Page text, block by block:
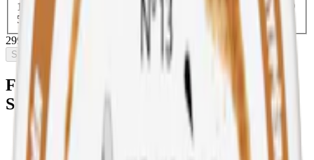
10-pack
299,90 kr 30-pack 29,79 kr
/st
50-pack 1 474,50 kr
/st
299,90 kr
10-pack
Slut i lager
Fakta om Lyft Barista Twist Slim Vitt
Snus
Varumärke: